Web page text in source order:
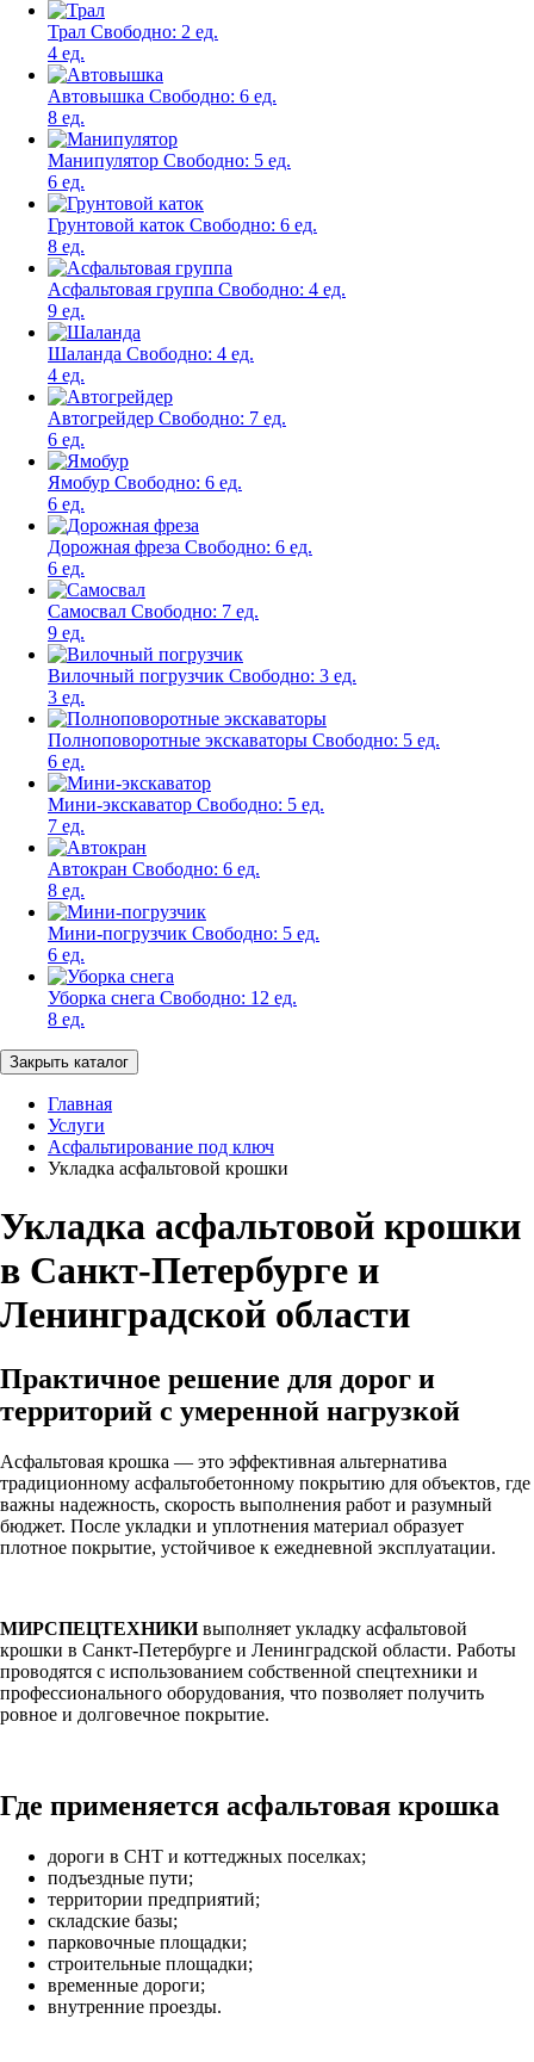
Трал Свободно: 2 ед.
4 ед.
Автовышка Свободно: 6 ед.
8 ед.
Манипулятор Свободно: 5 ед.
6 ед.
Грунтовой каток Свободно: 6 ед.
8 ед.
Асфальтовая группа Свободно: 4 ед.
9 ед.
Шаланда Свободно: 4 ед.
4 ед.
Автогрейдер Свободно: 7 ед.
6 ед.
Ямобур Свободно: 6 ед.
6 ед.
Дорожная фреза Свободно: 6 ед.
6 ед.
Самосвал Свободно: 7 ед.
9 ед.
Вилочный погрузчик Свободно: 3 ед.
3 ед.
Полноповоротные экскаваторы Свободно: 5 ед.
6 ед.
Мини-экскаватор Свободно: 5 ед.
7 ед.
Автокран Свободно: 6 ед.
8 ед.
Мини-погрузчик Свободно: 5 ед.
6 ед.
Уборка снега Свободно: 12 ед.
8 ед.
Закрыть каталог
Главная
Услуги
Асфальтирование под ключ
Укладка асфальтовой крошки
Укладка асфальтовой крошки
в Санкт-Петербурге и
Ленинградской области
Практичное решение для дорог и
территорий с умеренной нагрузкой
Асфальтовая крошка — это эффективная альтернатива
традиционному асфальтобетонному покрытию для объектов, где
важны надежность, скорость выполнения работ и разумный
бюджет. После укладки и уплотнения материал образует
плотное покрытие, устойчивое к ежедневной эксплуатации.
МИРСПЕЦТЕХНИКИвыполняет укладку асфальтовой
крошки в Санкт-Петербурге и Ленинградской области. Работы
проводятся с использованием собственной спецтехники и
профессионального оборудования, что позволяет получить
ровное и долговечное покрытие.
Где применяется асфальтовая крошка
дороги в СНТ и коттеджных поселках;
подъездные пути;
территории предприятий;
складские базы;
парковочные площадки;
строительные площадки;
временные дороги;
внутренние проезды.